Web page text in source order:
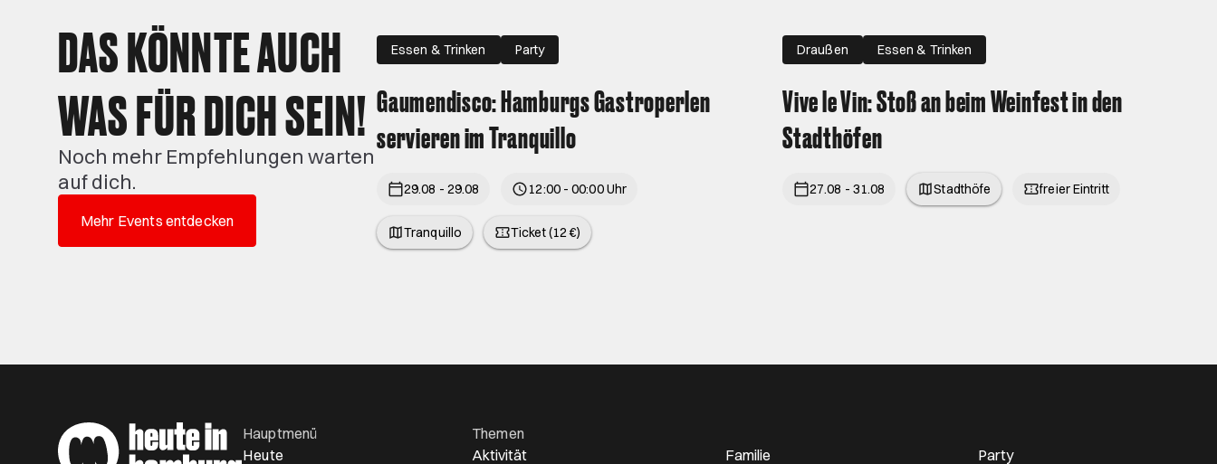
DAS KÖNNTE AUCH
WAS FÜR DICH SEIN!
Noch mehr Empfehlungen warten
auf dich.
Mehr Events entdecken
Essen & Trinken Party
Gaumendisco: Hamburgs Gastroperlen
servieren im Tranquillo
29.08 - 29.08 12:00 - 00:00 Uhr
Tranquillo Ticket (12 €)
Draußen Essen & Trinken
Vive le Vin: Stoß an beim Weinfest in den
Stadthöfen
27.08 - 31.08 Stadthöfe freier Eintritt
Hauptmenü
Heute
Themen
Aktivität
Familie Party